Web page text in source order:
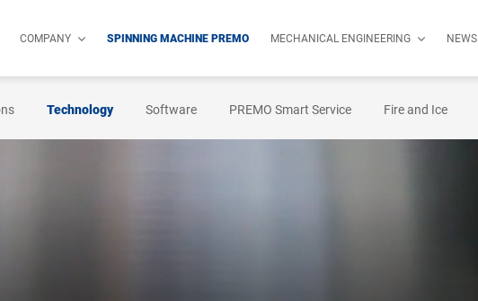
COMPANY SPINNING MACHINE PREMO MECHANICAL ENGINEERING NEWS
Technology Software PREMO Smart Service Fire and Ice